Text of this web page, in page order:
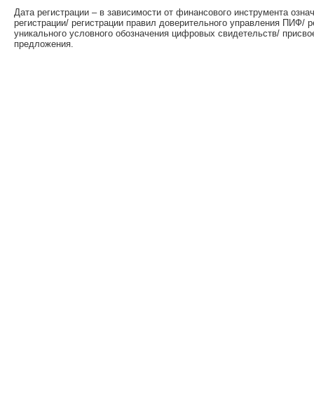
Дата регистрации – в зависимости от финансового инструмента
регистрации/ регистрации правил доверительного управления ПИФ/
уникального условного обозначения цифровых свидетельств/
предложения.